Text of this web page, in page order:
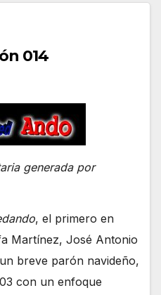
014
generada por
, el primero en
Martínez, José Antonio
breve parón navideño,
con un enfoque